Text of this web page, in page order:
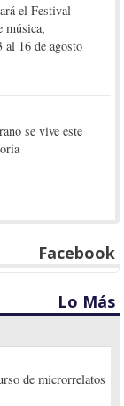
el Festival
música,
al 16 de agosto
se vive este
Facebook
Lo Más
de microrrelatos